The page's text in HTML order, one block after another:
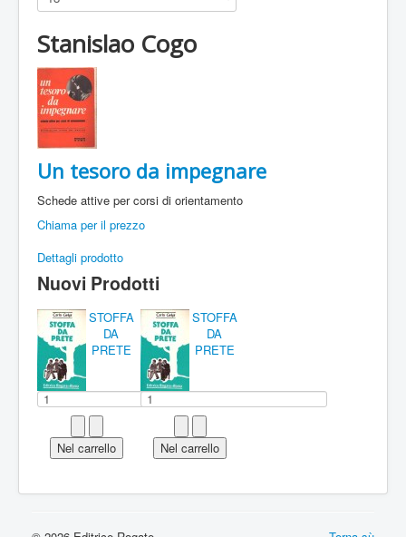
Stanislao Cogo
Un tesoro da impegnare
Schede attive per corsi di orientamento
Chiama per il prezzo
Dettagli prodotto
Nuovi Prodotti
STOFFA
DA
PRETE
STOFFA
DA
PRETE